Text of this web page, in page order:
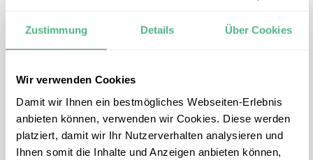
Zustimmung Details Über Cookies
Wir verwenden Cookies
Damit wir Ihnen ein bestmögliches Webseiten-Erlebnis
anbieten können, verwenden wir Cookies. Diese werden
platziert, damit wir Ihr Nutzerverhalten analysieren und
Ihnen somit die Inhalte und Anzeigen anbieten können,
E-Mail
tansania@erlebe.de